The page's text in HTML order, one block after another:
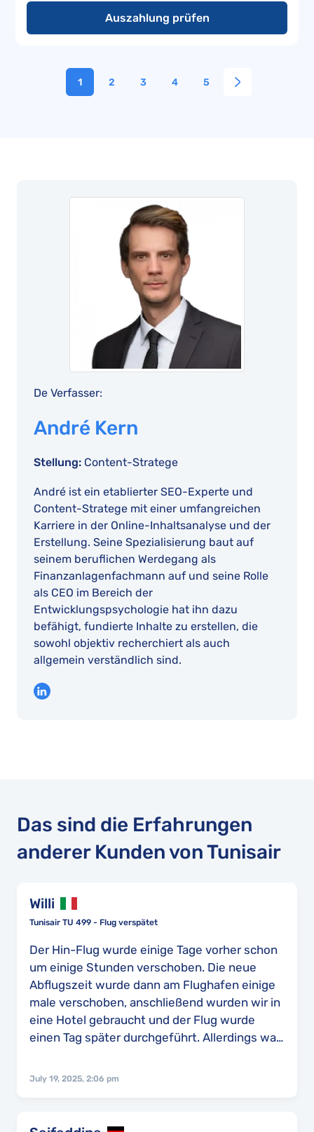
Auszahlung prüfen
1 2 3 4 5
De Verfasser:
André Kern
Stellung: Content-Stratege
André ist ein etablierter SEO-Experte und
Content-Stratege mit einer umfangreichen
Karriere in der Online-Inhaltsanalyse und der
Erstellung. Seine Spezialisierung baut auf
seinem beruflichen Werdegang als
Finanzanlagenfachmann auf und seine Rolle
als CEO im Bereich der
Entwicklungspsychologie hat ihn dazu
befähigt, fundierte Inhalte zu erstellen, die
sowohl objektiv recherchiert als auch
allgemein verständlich sind.
Das sind die Erfahrungen
anderer Kunden von Tunisair
Willi
Tunisair TU 499 - Flug verspätet
Der Hin-Flug wurde einige Tage vorher schon
um einige Stunden verschoben. Die neue
Abflugszeit wurde dann am Flughafen einige
male verschoben, anschließend wurden wir in
eine Hotel gebraucht und der Flug wurde
einen Tag später durchgeführt. Allerdings war
zuerst nach Djerba und dann nach Tunis.
July 19, 2025, 2:06 pm